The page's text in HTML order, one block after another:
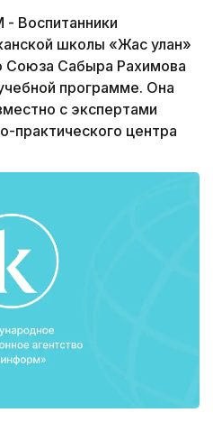
школы «Жас улан»
Союза Сабыра Рахимова
программе. Она
с экспертами
практического центра